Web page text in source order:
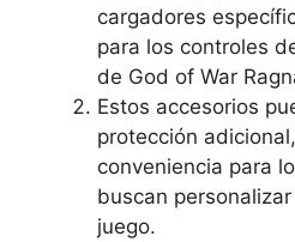
cargadores
para los controles
de God of War
Estos accesorios
protección
conveniencia para
buscan
juego.